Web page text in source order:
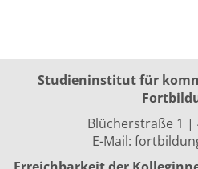
Studieninstitut für
Blücherstraße 1 |
E-Mail: